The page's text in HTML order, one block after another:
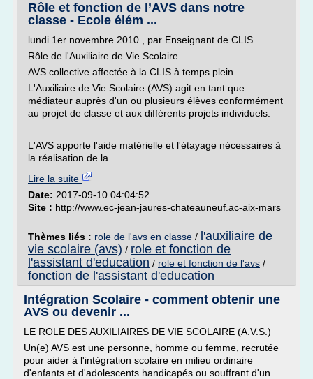
Rôle et fonction de l’AVS dans notre
classe - Ecole élém ...
lundi 1er novembre 2010 , par Enseignant de CLIS
Rôle de l'Auxiliaire de Vie Scolaire
AVS collective affectée à la CLIS à temps plein
L'Auxiliaire de Vie Scolaire (AVS) agit en tant que
médiateur auprès d'un ou plusieurs élèves conformément
au projet de classe et aux différents projets individuels.
L'AVS apporte l'aide matérielle et l'étayage nécessaires à
la réalisation de la...
Lire la suite
Date: 2017-09-10 04:04:52
Site : http://www.ec-jean-jaures-chateauneuf.ac-aix-mars
Thèmes liés : role de l'avs en classe / l'auxiliaire de
vie scolaire (avs) / role et fonction de
l'assistant d'education / role et fonction de l'avs /
fonction de l'assistant d'education
Intégration Scolaire - comment obtenir une
AVS ou devenir ...
LE ROLE DES AUXILIAIRES DE VIE SCOLAIRE (A.V.S.)
Un(e) AVS est une personne, homme ou femme, recrutée
pour aider à l'intégration scolaire en milieu ordinaire
d'enfants et d'adolescents handicapés ou souffrant d'un